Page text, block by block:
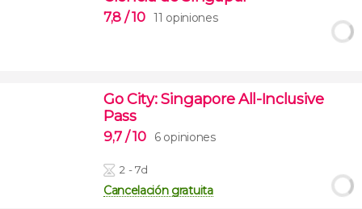
7,8 / 10 11 opiniones
Go City: Singapore All-Inclusive
Pass
9,7 / 10 6 opiniones
2 - 7d
Cancelación gratuita